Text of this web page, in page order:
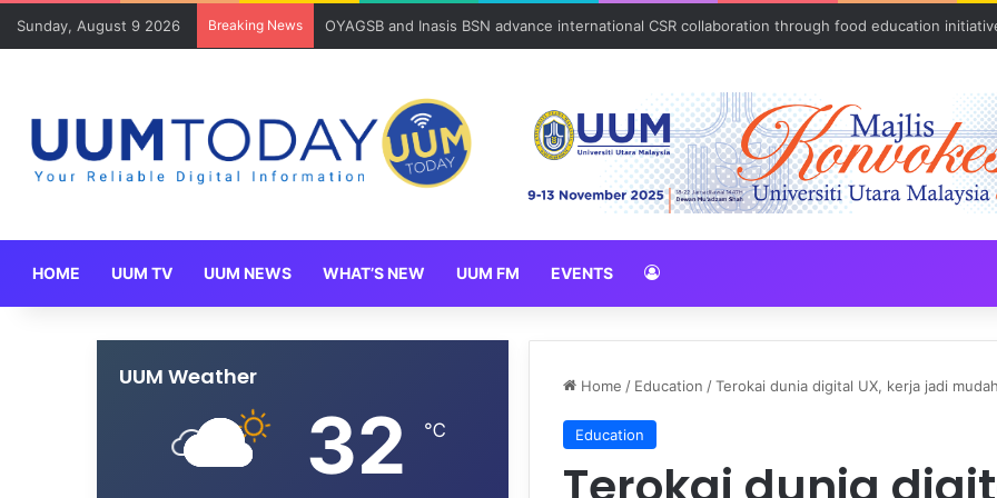
Sunday, August 9 2026 Breaking News Mahasiswa SOG UUM menyulam kasih bersama komuniti orang asli
HOME UUM TV UUM NEWS WHAT’S NEW UUM FM EVENTS
Home / Education /Terokai dunia digital UX, kerja jadi mudah
Education
UUM Weather
32 ℃